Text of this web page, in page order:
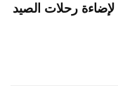
رحلات الصيد